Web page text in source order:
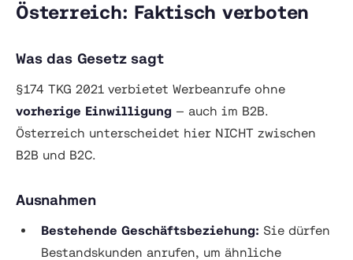
Österreich: Faktisch verboten
Was das Gesetz sagt
§174 TKG 2021 verbietet Werbeanrufe ohne
vorherige Einwilligung — auch im B2B.
Österreich unterscheidet hier NICHT zwischen
B2B und B2C.
Ausnahmen
Bestehende Geschäftsbeziehung: Sie dürfen
Bestandskunden anrufen, um ähnliche